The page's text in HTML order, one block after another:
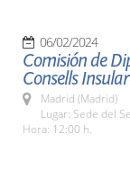
06/02/2024
Comisión de
Consells
Madrid (Madrid)
Lugar: Sede del
Hora: 12:00 h.